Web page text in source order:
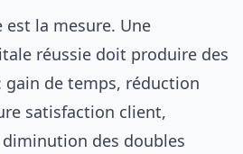
est la mesure. Une
réussie doit produire des
gain de temps, réduction
satisfaction client,
des doubles